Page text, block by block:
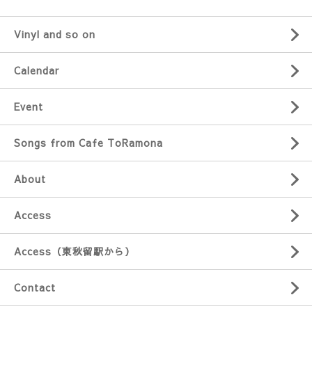
Vinyl and so on
Calendar
Event
Songs from Cafe ToRamona
About
Access
Access（東秋留駅から）
Contact